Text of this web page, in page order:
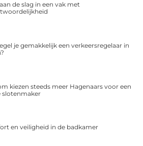
de slag in een vak met
je gemakkelijk een verkeersregelaar in
kiezen steeds meer Hagenaars voor een
slotenmaker
en veiligheid in de badkamer